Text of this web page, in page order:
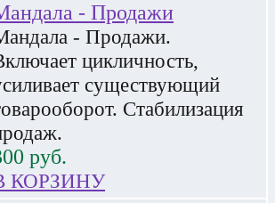
- Продажи
- Продажи.
цикличность,
существующий
Стабилизация
руб.
КОРЗИНУ